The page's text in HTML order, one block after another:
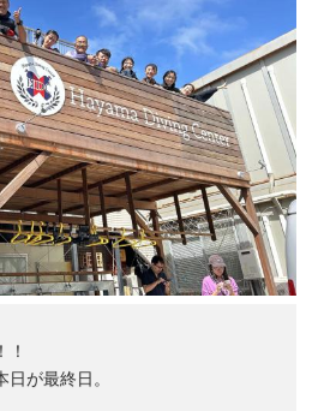
が最終日。